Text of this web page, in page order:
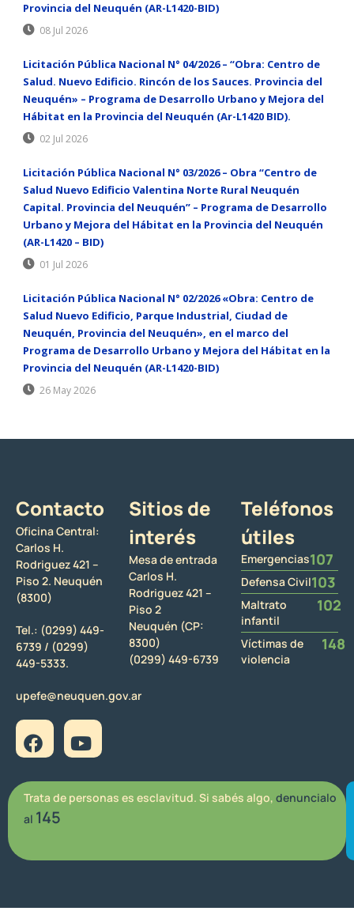
Provincia del Neuquén (AR-L1420-BID)
08 Jul 2026
Licitación Pública Nacional N° 04/2026 – “Obra: Centro de
Salud. Nuevo Edificio. Rincón de los Sauces. Provincia del
Neuquén» – Programa de Desarrollo Urbano y Mejora del
Hábitat en la Provincia del Neuquén (Ar-L1420 BID).
02 Jul 2026
Licitación Pública Nacional N° 03/2026 – Obra “Centro de
Salud Nuevo Edificio Valentina Norte Rural Neuquén
Capital. Provincia del Neuquén” – Programa de Desarrollo
Urbano y Mejora del Hábitat en la Provincia del Neuquén
(AR-L1420 – BID)
01 Jul 2026
Licitación Pública Nacional N° 02/2026 «Obra: Centro de
Salud Nuevo Edificio, Parque Industrial, Ciudad de
Neuquén, Provincia del Neuquén», en el marco del
Programa de Desarrollo Urbano y Mejora del Hábitat en la
Provincia del Neuquén (AR-L1420-BID)
26 May 2026
Contacto
Oficina Central:
Carlos H.
Rodriguez 421 –
Piso 2. Neuquén
(8300)
Tel.: (0299) 449-
6739 / (0299)
449-5333.
upefe@neuquen.gov.ar
Sitios de
interés
Mesa de entrada
Carlos H.
Rodriguez 421 –
Piso 2
Neuquén (CP:
8300)
(0299) 449-6739
Teléfonos
útiles
Emergencias107
Defensa Civil103
Maltrato
infantil
102
Víctimas de
violencia
148
Trata de personas es esclavitud. Si sabés algo, denuncialo
al 145